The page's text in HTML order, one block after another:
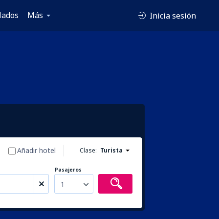
Más Inicia sesión
Clase: Turista
Añadir hotel
Pasajeros
1